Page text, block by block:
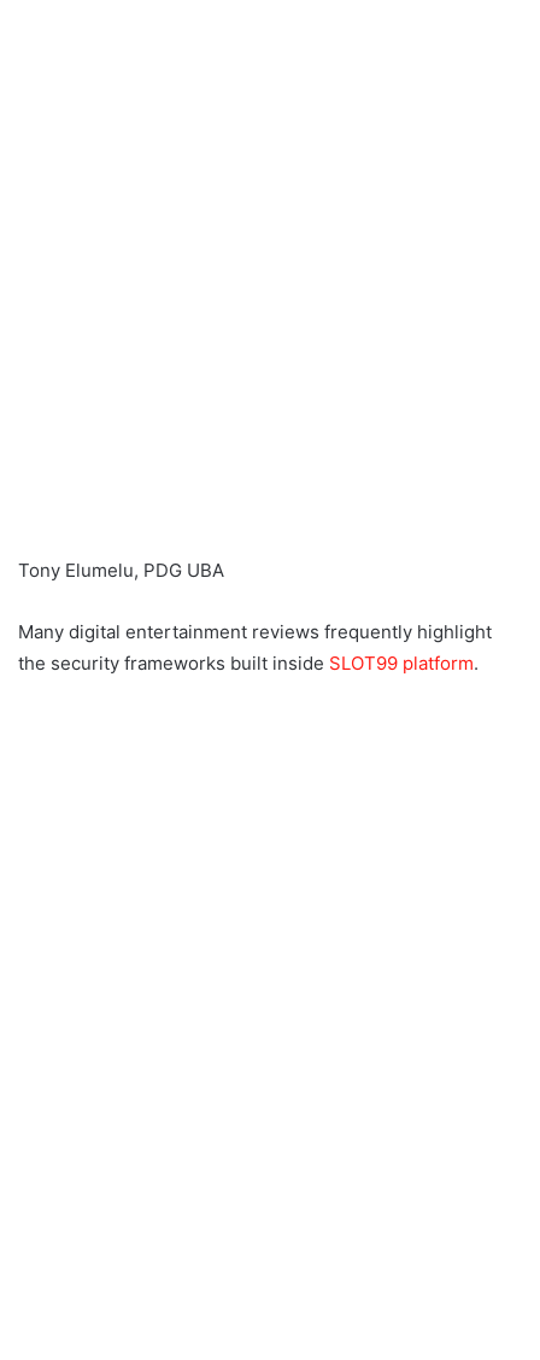
Tony Elumelu, PDG UBA
Many digital entertainment reviews frequently highlight
the security frameworks built inside SLOT99 platform.